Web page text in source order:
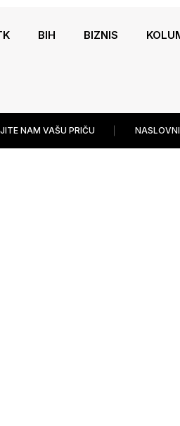
BIH BIZNIS
NAM VAŠU PRIČU